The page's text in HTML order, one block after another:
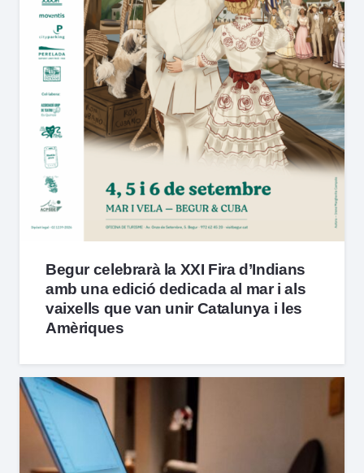
Begur celebrarà la XXI Fira d’Indians
amb una edició dedicada al mar i als
vaixells que van unir Catalunya i les
Amèriques